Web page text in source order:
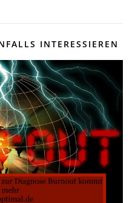
INTERESSIEREN